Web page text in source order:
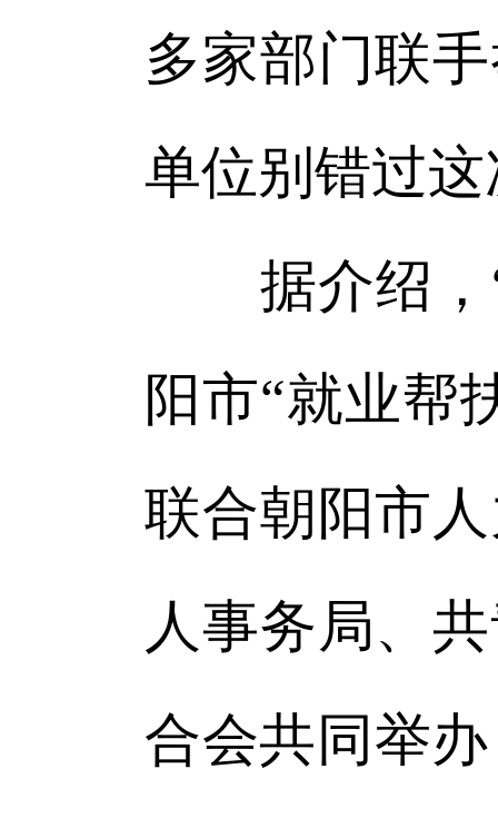
多家部门联
单位别错过
据介绍，“
阳市“就业帮
联合朝阳市
人事务局、
合会共同举